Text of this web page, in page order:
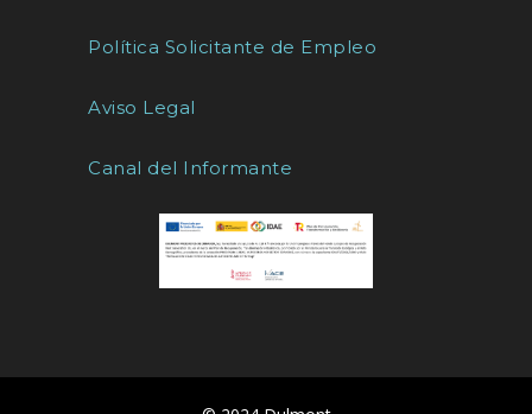
Política Solicitante de Empleo
Aviso Legal
Canal del Informante